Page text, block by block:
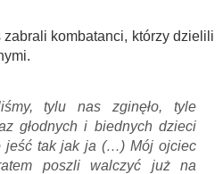
zabrali kombatanci, którzy dzielili
tylu nas zginęło, tyle
głodnych i biednych dzieci
jeść tak jak ja (…) Mój ojciec
poszli walczyć już na